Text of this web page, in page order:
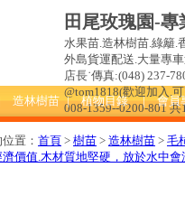
田尾玫瑰園-
水果苗.造林樹苗.綠籬.
外島貨運配送.大量專
店長˙傳真:(048) 237-
@tom1818(歡迎加入.
008-1359--0200-801 共
| 造林樹苗 | 植物目錄 | 會員
置： 首頁 > 樹苗 > 造林樹苗 > 毛
價值.木材質地堅硬，放於水中